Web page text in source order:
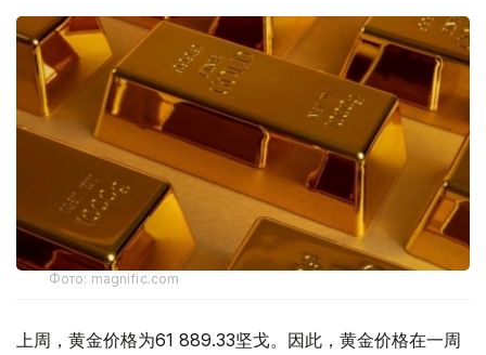
Фото: magnific.com
上周，黄金价格为61 889.33坚戈。因此，黄金价格在一周